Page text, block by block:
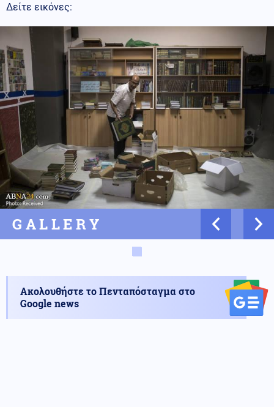
Δείτε εικόνες:
GALLERY
Ακολουθήστε το Πενταπόσταγμα στο
Google news